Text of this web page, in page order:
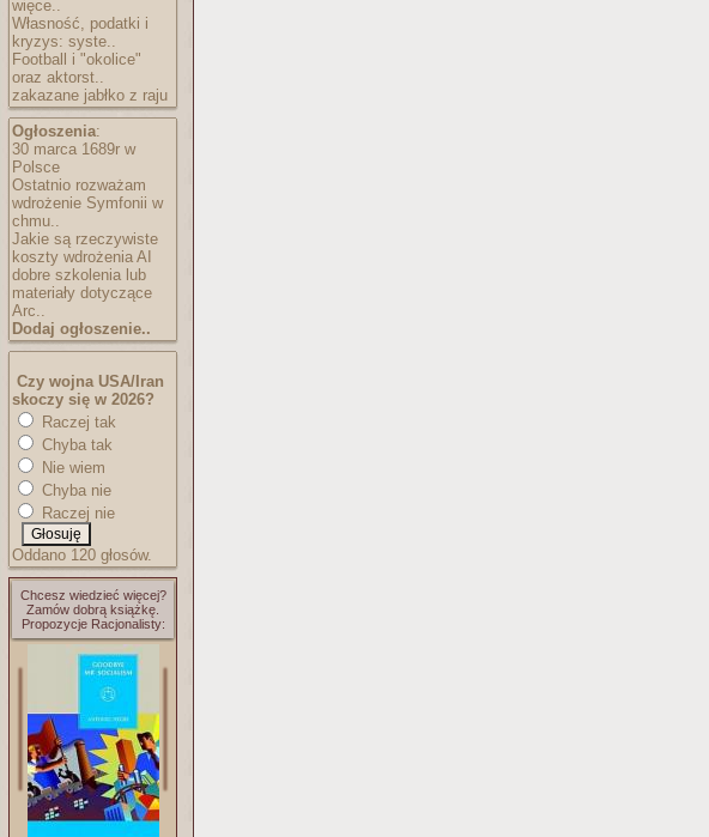
więce..
Własność, podatki i
kryzys: syste..
Football i "okolice"
oraz aktorst..
zakazane jabłko z raju
Ogłoszenia:
30 marca 1689r w
Polsce
Ostatnio rozważam
wdrożenie Symfonii w
chmu..
Jakie są rzeczywiste
koszty wdrożenia AI
dobre szkolenia lub
materiały dotyczące
Arc..
Dodaj ogłoszenie..
Czy wojna USA/Iran
skoczy się w 2026?
Raczej tak
Chyba tak
Nie wiem
Chyba nie
Raczej nie
Oddano 120 głosów.
Chcesz wiedzieć więcej?
Zamów dobrą książkę.
Propozycje Racjonalisty: